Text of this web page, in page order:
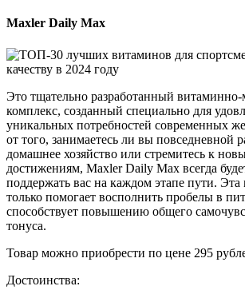
Maxler Daily Max
Это тщательно разработанный
комплекс, созданный специально для
уникальных потребностей современных
от того, занимаетесь ли вы повседневной
домашнее хозяйство или стремитесь к
достижениям, Maxler Daily Max всегда
поддержать вас на каждом этапе пути.
только помогает восполнить пробелы в
способствует повышению общего
тонуса.
Товар можно приобрести по цене 295
Достоинства: